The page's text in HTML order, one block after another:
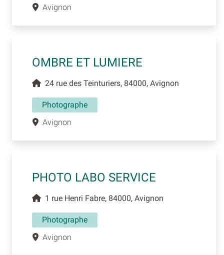
Avignon
OMBRE ET LUMIERE
24 rue des Teinturiers, 84000, Avignon
Photographe
Avignon
PHOTO LABO SERVICE
1 rue Henri Fabre, 84000, Avignon
Photographe
Avignon